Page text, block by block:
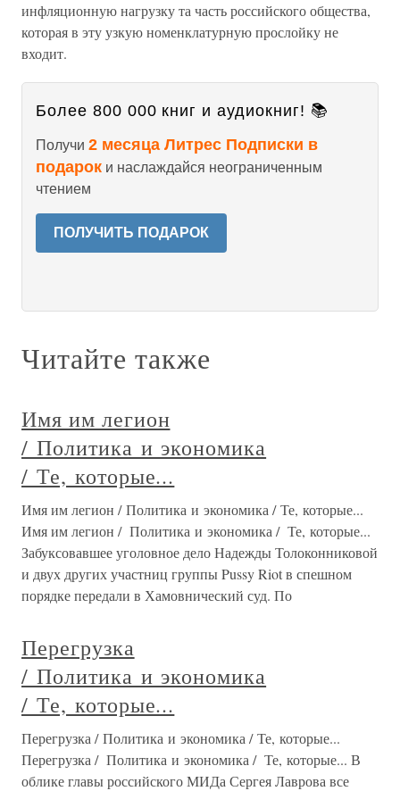
инфляционную нагрузку та часть российского общества,
которая в эту узкую номенклатурную прослойку не
входит.
Более 800 000 книг и аудиокниг! 📚
Получи 2 месяца Литрес Подписки в
подарок и наслаждайся неограниченным
чтением
ПОЛУЧИТЬ ПОДАРОК
Читайте также
Имя им легион
/ Политика и экономика
/ Те, которые...
Имя им легион / Политика и экономика / Те, которые...
Имя им легион / Политика и экономика / Те, которые...
Забуксовавшее уголовное дело Надежды Толоконниковой
и двух других участниц группы Pussy Riot в спешном
порядке передали в Хамовнический суд. По
Перегрузка
/ Политика и экономика
/ Те, которые...
Перегрузка / Политика и экономика / Те, которые...
Перегрузка / Политика и экономика / Те, которые... В
облике главы российского МИДа Сергея Лаврова все